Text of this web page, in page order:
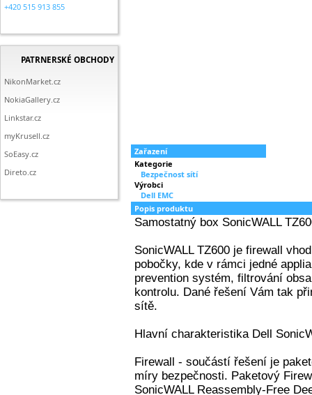
+420 515 913 855
PATRNERSKÉ OBCHODY
NikonMarket.cz
NokiaGallery.cz
Linkstar.cz
myKrusell.cz
SoEasy.cz
Direto.cz
Zařazení
Kategorie
Bezpečnost sítí
Výrobci
Dell EMC
Popis produktu